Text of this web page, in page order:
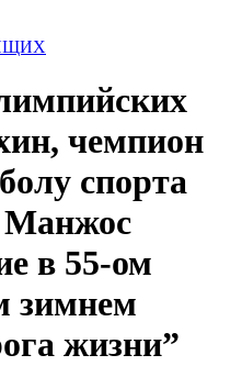
чемпион
спорта
Манжос
в 55-ом
зимнем
жизни”